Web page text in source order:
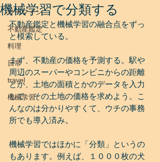
サーフィン
不動産鑑定
料理
日常
travel
機械学習
機械学習で分類する
不動産鑑定と機械学習の融合点をずっ
と模索している。
まず、不動産の価格を予測する。駅や
周辺のスーパーやコンビニからの距離
とか、土地の面積とかのデータを入力
して、その土地の価格を求めよう。こ
んなのは分かりやすくて、ウチの事務
所でも導入済み。
機械学習ではほかに「分類」というの
もあります。例えば、１０００枚の犬